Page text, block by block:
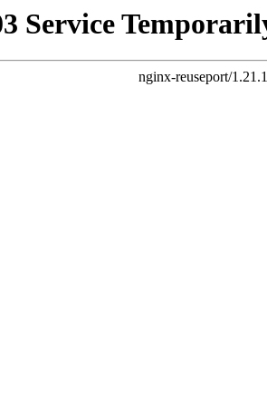
Service
nginx-reuseport/1.21.1